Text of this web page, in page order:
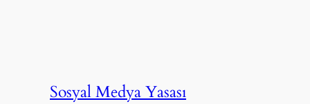
Sosyal Medya Yasası